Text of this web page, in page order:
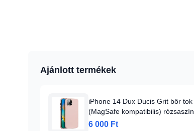
Ajánlott termékek
iPhone 14 Dux Ducis Grit bőr tok
(MagSafe kompatibilis) rózsaszín
6 000 Ft